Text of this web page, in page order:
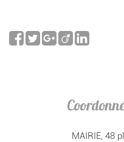
MAIRIE, 48